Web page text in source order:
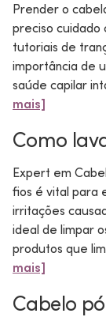
Prender o
preciso cuidado
tutoriais de
importância de
saúde capilar
mais]
Como
Expert em
fios é vital para
irritações
ideal de limpar
produtos que
mais]
Cabelo